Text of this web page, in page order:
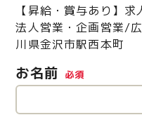
【昇給・賞与あり】
法人営業・企画営業/
川県金沢市駅西本町
お名前 必須